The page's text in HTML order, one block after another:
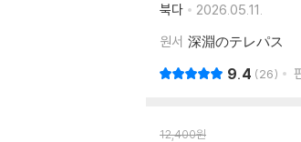
북다
2026.05.11.
원서 深淵のテレパス
9.4 26
12,400원